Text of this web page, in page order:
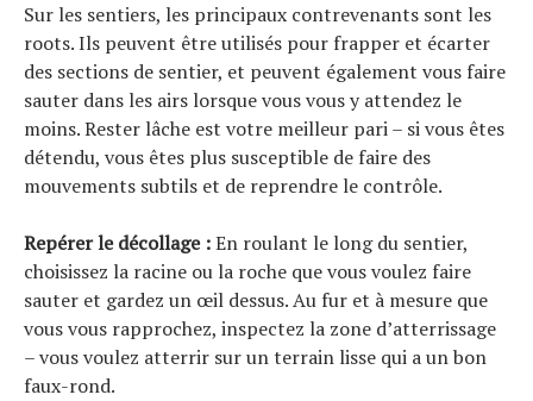
Sur les sentiers, les principaux contrevenants sont les
roots. Ils peuvent être utilisés pour frapper et écarter
des sections de sentier, et peuvent également vous faire
sauter dans les airs lorsque vous vous y attendez le
moins. Rester lâche est votre meilleur pari – si vous êtes
détendu, vous êtes plus susceptible de faire des
mouvements subtils et de reprendre le contrôle.
Repérer le décollage :En roulant le long du sentier,
choisissez la racine ou la roche que vous voulez faire
sauter et gardez un œil dessus. Au fur et à mesure que
vous vous rapprochez, inspectez la zone d’atterrissage
– vous voulez atterrir sur un terrain lisse qui a un bon
faux-rond.